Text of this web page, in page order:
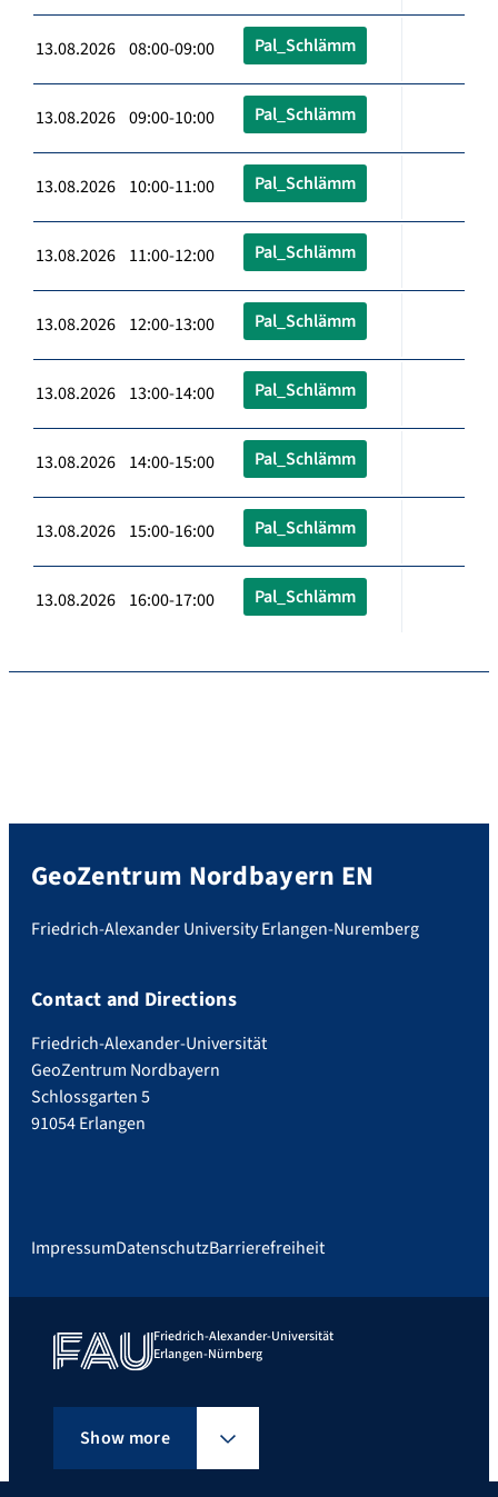
13.08.2026 08:00-09:00 Pal_Schlämm
13.08.2026 09:00-10:00 Pal_Schlämm
13.08.2026 10:00-11:00 Pal_Schlämm
13.08.2026 11:00-12:00 Pal_Schlämm
13.08.2026 12:00-13:00 Pal_Schlämm
13.08.2026 13:00-14:00 Pal_Schlämm
13.08.2026 14:00-15:00 Pal_Schlämm
13.08.2026 15:00-16:00 Pal_Schlämm
13.08.2026 16:00-17:00 Pal_Schlämm
GeoZentrum Nordbayern EN
Friedrich-Alexander University Erlangen-Nuremberg
Contact and Directions
Friedrich-Alexander-Universität
GeoZentrum Nordbayern
Schlossgarten 5
91054 Erlangen
ImpressumDatenschutzBarrierefreiheit
Friedrich-Alexander-Universität
Erlangen-Nürnberg
Show more